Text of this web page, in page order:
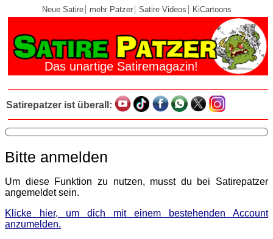
Neue Satire mehr Patzer Satire Videos KiCartoons
Das unartige Satiremagazin!
Satirepatzer ist überall:
Bitte anmelden
Um diese Funktion zu nutzen, musst du bei Satirepatzer
angemeldet sein.
Klicke hier, um dich mit einem bestehenden Account
anzumelden.